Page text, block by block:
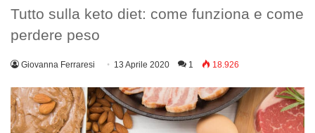
Tutto sulla keto diet: come funziona e come
perdere peso
Giovanna Ferraresi 13 Aprile 2020 1 18.926